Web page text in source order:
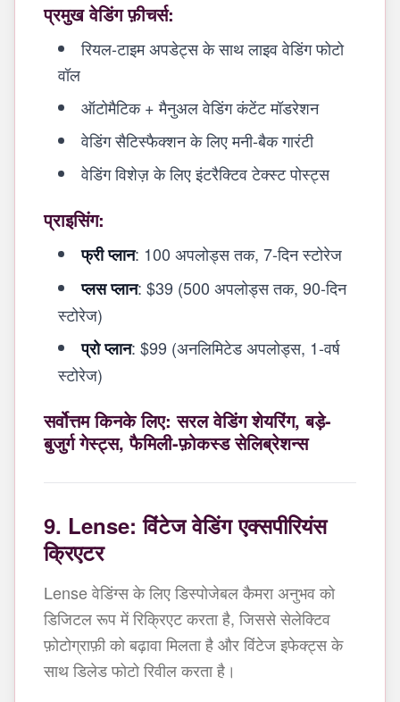
प्रमुख वेडिंग फ़ीचर्स:
रियल-टाइम अपडेट्स के साथ लाइव वेडिंग फोटो
वॉल
ऑटोमैटिक + मैनुअल वेडिंग कंटेंट मॉडरेशन
वेडिंग सैटिस्फैक्शन के लिए मनी-बैक गारंटी
वेडिंग विशेज़ के लिए इंटरैक्टिव टेक्स्ट पोस्ट्स
प्राइसिंग:
फ्री प्लान: 100 अपलोड्स तक, 7-दिन स्टोरेज
प्लस प्लान: $39 (500 अपलोड्स तक, 90-दिन
स्टोरेज)
प्रो प्लान: $99 (अनलिमिटेड अपलोड्स, 1-वर्ष
स्टोरेज)
सर्वोत्तम किनके लिए: सरल वेडिंग शेयरिंग, बड़े-
बुजुर्ग गेस्ट्स, फैमिली-फ़ोकस्ड सेलिब्रेशन्स
9. Lense: विंटेज वेडिंग एक्सपीरियंस
क्रिएटर
Lense वेडिंग्स के लिए डिस्पोजेबल कैमरा अनुभव को
डिजिटल रूप में रिक्रिएट करता है, जिससे सेलेक्टिव
फ़ोटोग्राफ़ी को बढ़ावा मिलता है और विंटेज इफेक्ट्स के
साथ डिलेड फोटो रिवील करता है।